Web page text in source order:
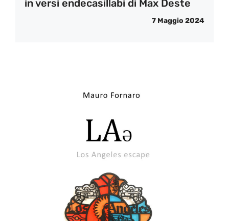
in versi endecasillabi di Max Deste
7 Maggio 2024